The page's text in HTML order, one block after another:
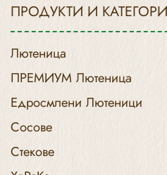
ПРОДУКТИ И
Лютеница
ПРЕМИУМ Лютеница
Едросмлени Лютеници
Сосове
Стекове